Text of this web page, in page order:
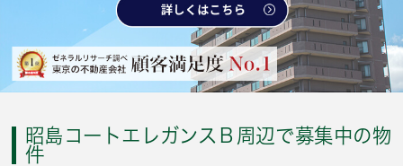
昭島コートエレガンスＢ周辺で募集中の物
件